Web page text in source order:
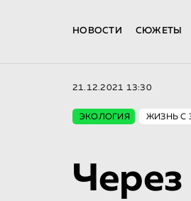
НОВОСТИ СЮЖЕТЫ
21.12.2021 13:30
ЭКОЛОГИЯ ЖИЗНЬ С
Через